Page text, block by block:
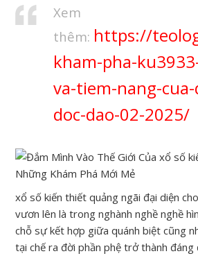
Xem
thêm: https://
kham-pha-
va-tiem-nang-
doc-dao-02-2025/
xổ số kiến thiết quảng ngãi đại diện
vươn lên là trong nghành nghề nghề
chỗ sự kết hợp giữa quánh biệt cũng
tại chế ra đời phần phệ trở thành đáng